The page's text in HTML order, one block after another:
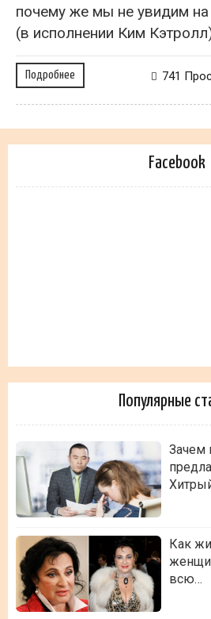
почему же мы не увидим на
(в исполнении Ким
Подробнее 741
Facebook
Популярные
Зачем
Как
всю…